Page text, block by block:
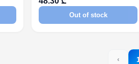
Out of stock
‹